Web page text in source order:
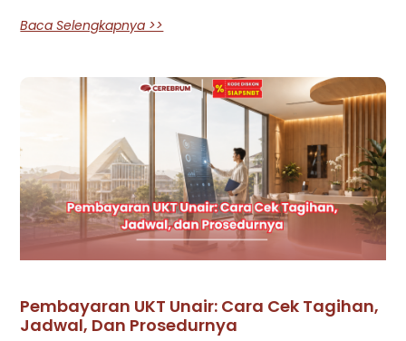
Baca Selengkapnya >>
Pembayaran UKT Unair: Cara Cek Tagihan,
Jadwal, Dan Prosedurnya